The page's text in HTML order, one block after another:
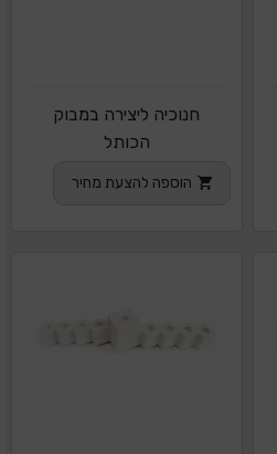
חנוכיה ליצירה במבוק
הכותל
הוספה להצעת מחיר